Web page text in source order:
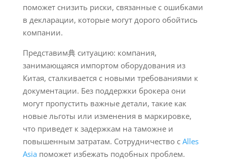
поможет снизить риски, связанные с ошибками
в декларации, которые могут дорого обойтись
компании.
Представим典 ситуацию: компания,
занимающаяся импортом оборудования из
Китая, сталкивается с новыми требованиями к
документации. Без поддержки брокера они
могут пропустить важные детали, такие как
новые льготы или изменения в маркировке,
что приведет к задержкам на таможне и
повышенным затратам. Сотрудничество с Alles
Asia поможет избежать подобных проблем.